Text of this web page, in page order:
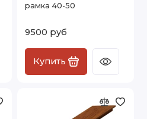
рамка 40-50
9500 руб
Купить